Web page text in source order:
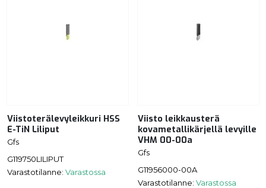
Viistoterälevyleikkuri HSS
E-TiN Liliput
Gfs
G119750LILIPUT
Varastotilanne: Varastossa
Viisto leikkausterä
kovametallikärjellä levyille
VHM 00-00a
Gfs
G11956000-00A
Varastotilanne: Varastossa